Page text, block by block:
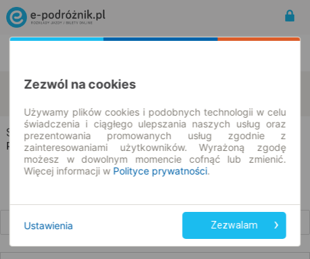
Siucice Joaniów
Siucice → Joaniów
Rozkład jazdy i bilety
Zezwól na cookies
Używamy plików cookies i podobnych technologii w celu
świadczenia i ciągłego ulepszania naszych usług oraz
prezentowania promowanych usług zgodnie z
zainteresowaniami użytkowników. Wyrażoną zgodę
możesz w dowolnym momencie cofnąć lub zmienić.
Więcej informacji w Polityce prywatności.
Ustawienia Zezwalam